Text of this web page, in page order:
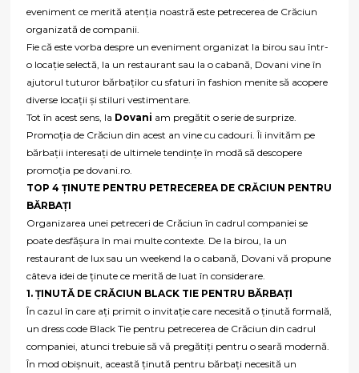
eveniment ce merită atenția noastră este petrecerea de Crăciun
organizată de companii.
Fie că este vorba despre un eveniment organizat la birou sau într-
o locație selectă, la un restaurant sau la o cabană, Dovani vine în
ajutorul tuturor bărbaților cu sfaturi în fashion menite să acopere
diverse locații și stiluri vestimentare.
Tot în acest sens, la Dovani am pregătit o serie de surprize.
Promoția de Crăciun din acest an vine cu cadouri. Îi invităm pe
bărbații interesați de ultimele tendințe în modă să descopere
promoția pe dovani.ro.
TOP 4 ȚINUTE PENTRU PETRECEREA DE CRĂCIUN PENTRU
BĂRBAȚI
Organizarea unei petreceri de Crăciun în cadrul companiei se
poate desfășura în mai multe contexte. De la birou, la un
restaurant de lux sau un weekend la o cabană, Dovani vă propune
câteva idei de ținute ce merită de luat în considerare.
1. ȚINUTĂ DE CRĂCIUN BLACK TIE PENTRU BĂRBAȚI
În cazul în care ați primit o invitație care necesită o ținută formală,
un dress code Black Tie pentru petrecerea de Crăciun din cadrul
companiei, atunci trebuie să vă pregătiți pentru o seară modernă.
În mod obișnuit, această ținută pentru bărbați necesită un